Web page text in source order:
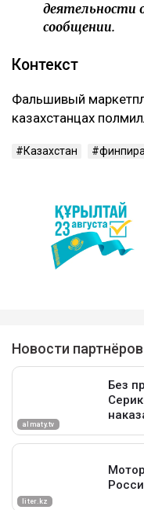
деятельности
сообщении.
Контекст
Фальшивый
казахстанцах
Казахстан